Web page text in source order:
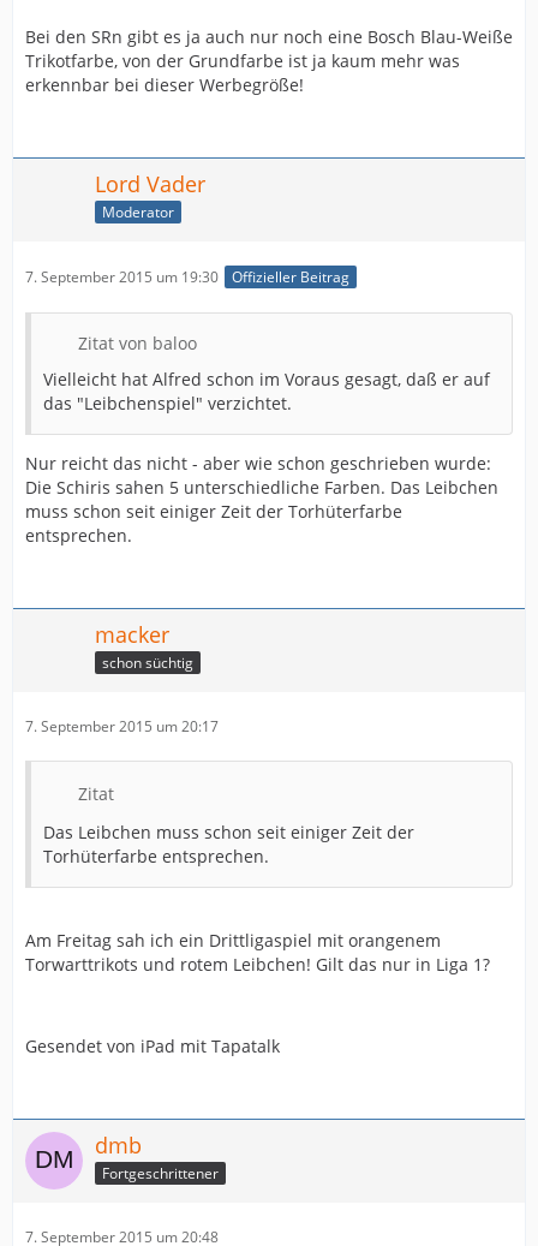
Bei den SRn gibt es ja auch nur noch eine Bosch Blau-Weiße
Trikotfarbe, von der Grundfarbe ist ja kaum mehr was
erkennbar bei dieser Werbegröße!
Lord Vader
Moderator
7. September 2015 um 19:30 Offizieller Beitrag
Zitat von baloo
Vielleicht hat Alfred schon im Voraus gesagt, daß er auf
das "Leibchenspiel" verzichtet.
Nur reicht das nicht - aber wie schon geschrieben wurde:
Die Schiris sahen 5 unterschiedliche Farben. Das Leibchen
muss schon seit einiger Zeit der Torhüterfarbe
entsprechen.
macker
schon süchtig
7. September 2015 um 20:17
Zitat
Das Leibchen muss schon seit einiger Zeit der
Torhüterfarbe entsprechen.
Am Freitag sah ich ein Drittligaspiel mit orangenem
Torwarttrikots und rotem Leibchen! Gilt das nur in Liga 1?
Gesendet von iPad mit Tapatalk
dmb
Fortgeschrittener
7. September 2015 um 20:48